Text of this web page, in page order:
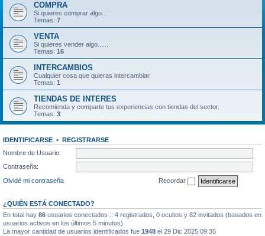
COMPRA
Si quieres comprar algo....
Temas: 7
VENTA
Si quieres vender algo......
Temas: 16
INTERCAMBIOS
Cualquier cosa que quieras intercambiar.
Temas: 1
TIENDAS DE INTERES
Recomienda y comparte tus experiencias con tiendas del sector.
Temas: 3
IDENTIFICARSE •
REGISTRARSE
Nombre de Usuario:
Contraseña:
Olvidé mi contraseña
Recordar
¿QUIÉN ESTÁ CONECTADO?
En total hay 86 usuarios conectados :: 4 registrados, 0 ocultos y 82 invitados (basados en
usuarios activos en los últimos 5 minutos)
La mayor cantidad de usuarios identificados fue 1948 el 29 Dic 2025 09:35